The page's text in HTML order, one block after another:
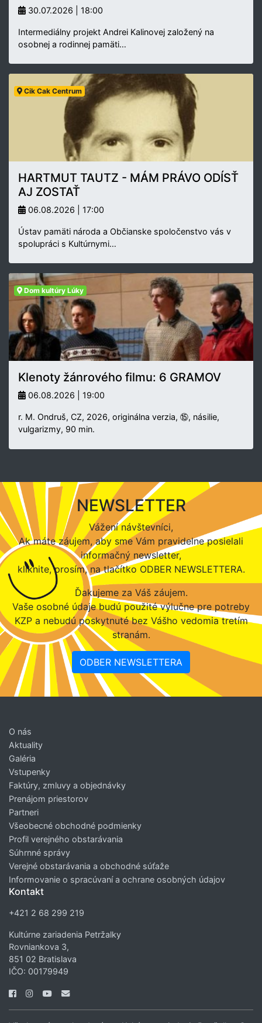
30.07.2026 | 18:00
Intermediálny projekt Andrei Kalinovej založený na
osobnej a rodinnej pamäti…
Cik Cak Centrum
HARTMUT TAUTZ - MÁM PRÁVO ODÍSŤ
AJ ZOSTAŤ
06.08.2026 | 17:00
Ústav pamäti národa a Občianske spoločenstvo vás v
spolupráci s Kultúrnymi…
Dom kultúry Lúky
Klenoty žánrového filmu: 6 GRAMOV
06.08.2026 | 19:00
r. M. Ondruš, CZ, 2026, originálna verzia, ⑮, násilie,
vulgarizmy, 90 min.
NEWSLETTER
Vážení návštevníci,
Ak máte záujem, aby sme Vám pravidelne posielali
informačný newsletter,
kliknite, prosím, na tlačítko ODBER NEWSLETTERA.
Ďakujeme za Váš záujem.
Vaše osobné údaje budú použité výlučne pre potreby
KZP a nebudú poskytnuté bez Vášho vedomia tretím
stranám.
ODBER NEWSLETTERA
O nás
Aktuality
Galéria
Vstupenky
Faktúry, zmluvy a objednávky
Prenájom priestorov
Partneri
Všeobecné obchodné podmienky
Profil verejného obstarávania
Súhrnné správy
Verejné obstarávania a obchodné súťaže
Informovanie o spracúvaní a ochrane osobných údajov
Kontakt
+421 2 68 299 219
Kultúrne zariadenia Petržalky
Rovniankova 3,
851 02 Bratislava
IČO: 00179949